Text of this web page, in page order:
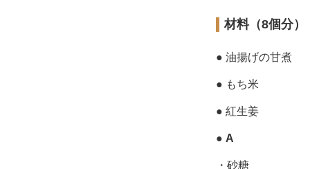
材料（8個分）
● 油揚げの甘煮
● もち米
● 紅生姜
● A
・砂糖